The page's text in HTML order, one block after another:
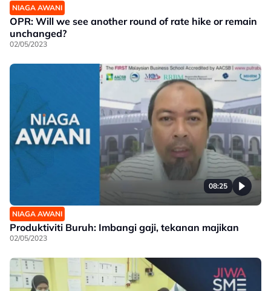
NIAGA AWANI
OPR: Will we see another round of rate hike or remain
unchanged?
02/05/2023
08:25
NIAGA AWANI
Produktiviti Buruh: Imbangi gaji, tekanan majikan
02/05/2023